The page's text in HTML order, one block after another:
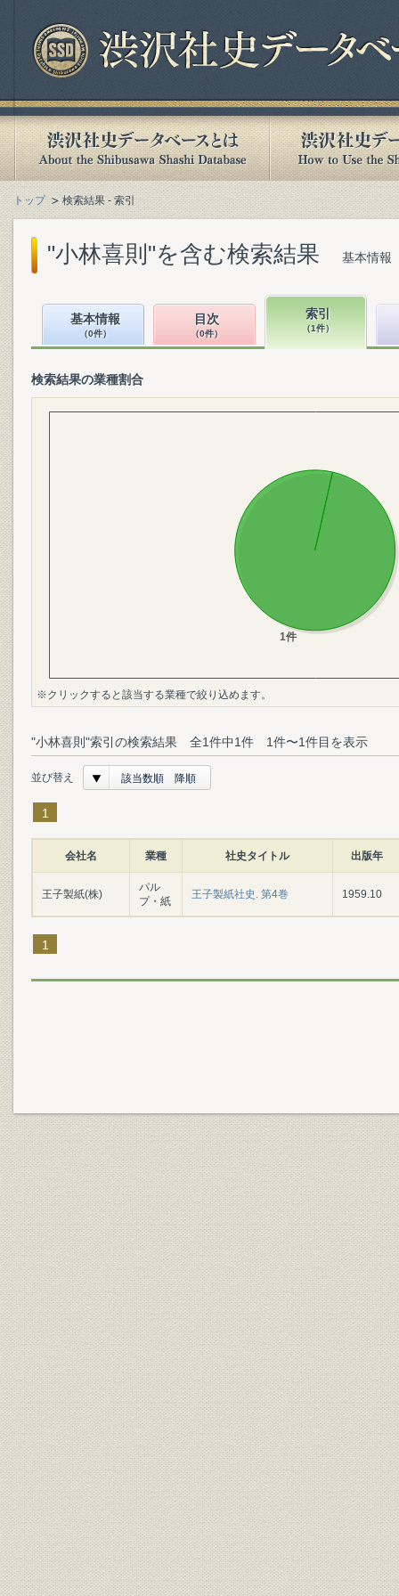
トップ 検索結果 - 索引
"小林喜則"を含む検索結果 基本情報
基本情報
（0件）
目次
（0件）
索引
（1件）
検索結果の業種割合
※クリックすると該当する業種で絞り込めます。
"小林喜則"索引の検索結果 全1件中1件 1件〜1件目を表示
並び替え 該当数順 降順
1
会社名 業種 社史タイトル 出版年
王子製紙(株)
パル
プ・紙
王子製紙社史. 第4巻 1959.10
1